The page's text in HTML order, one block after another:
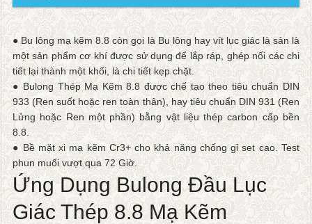
● Bu lông mạ kẽm 8.8 còn gọi là Bu lông hay vít lục giác là sản là
một sản phẩm cơ khí được sử dụng để lắp ráp, ghép nối các chi
tiết lại thành một khối, là chi tiết kẹp chặt.
● Bulong Thép Mạ Kẽm 8.8 được chế tạo theo tiêu chuẩn DIN
933 (Ren suốt hoặc ren toàn thân), hay tiêu chuẩn DIN 931 (Ren
Lửng hoặc Ren một phần) bằng vật liệu thép carbon cấp bền
8.8.
● Bề mặt xi mạ kẽm Cr3+ cho khả năng chống gỉ set cao. Test
phun muối vượt qua 72 Giờ.
Ứng Dụng Bulong Đầu Lục
Giác Thép 8.8 Mạ Kẽm